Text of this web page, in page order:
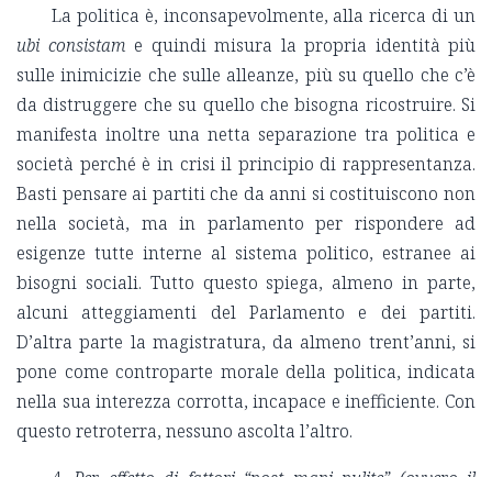
La politica è, inconsapevolmente, alla ricerca di un
ubi consistam e quindi misura la propria identità più
sulle inimicizie che sulle alleanze, più su quello che c’è
da distruggere che su quello che bisogna ricostruire. Si
manifesta inoltre una netta separazione tra politica e
società perché è in crisi il principio di rappresentanza.
Basti pensare ai partiti che da anni si costituiscono non
nella società, ma in parlamento per rispondere ad
esigenze tutte interne al sistema politico, estranee ai
bisogni sociali. Tutto questo spiega, almeno in parte,
alcuni atteggiamenti del Parlamento e dei partiti.
D’altra parte la magistratura, da almeno trent’anni, si
pone come controparte morale della politica, indicata
nella sua interezza corrotta, incapace e inefficiente. Con
questo retroterra, nessuno ascolta l’altro.